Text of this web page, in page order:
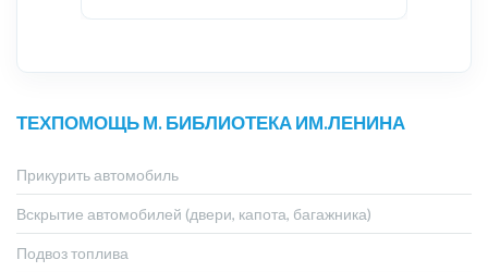
ТЕХПОМОЩЬ М. БИБЛИОТЕКА ИМ.ЛЕНИНА
Прикурить автомобиль
Вскрытие автомобилей (двери, капота, багажника)
Подвоз топлива